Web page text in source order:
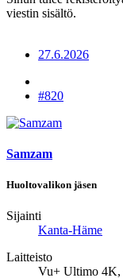
viestin sisältö.
27.6.2026
#820
Samzam
Huoltovalikon jäsen
Sijainti
Kanta-Häme
Laitteisto
Vu+ Ultimo 4K,